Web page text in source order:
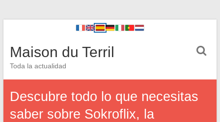
Maison du Terril
Toda la actualidad
Descubre todo lo que necesitas
saber sobre Sokroflix, la